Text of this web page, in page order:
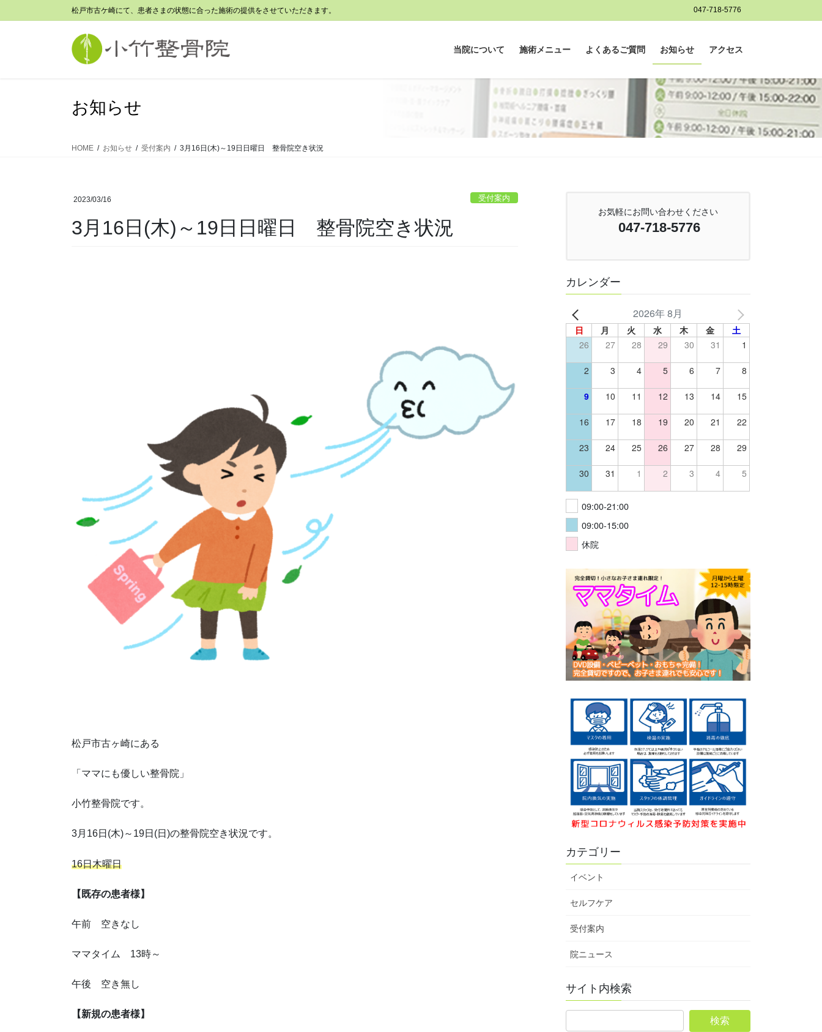
ン
ビ
松戸市古ケ崎にて、患者さまの状態に合った施術の提供をさせていただきます。 047-718-5776
当院について 施術メニュー よくあるご質問 お知らせ アクセス
お知らせ
HOME お知らせ 受付案内 3月16日(木)～19日日曜日 整骨院空き状況
2023/03/16 受付案内
3月16日(木)～19日日曜日 整骨院空き状況
松戸市古ヶ崎にある
「ママにも優しい整骨院」
小竹整骨院です。
3月16日(木)～19日(日)の整骨院空き状況です。
16日木曜日
【既存の患者様】
午前 空きなし
ママタイム 13時～
午後 空き無し
【新規の患者様】
お気軽にお問い合わせください
047-718-5776
カレンダー
2026年 8月
日 月 火 水 木 金
土
26
27 28 29 30 31 1
2 3 4 5 6 7 8
9 10 11 12 13 14 15
16 17 18 19 20 21 22
23 24 25 26 27 28 29
30 31 1 2 3 4 5
09:00-21:00
09:00-15:00
休院
カテゴリー
イベント
セルフケア
受付案内
院ニュース
サイト内検索